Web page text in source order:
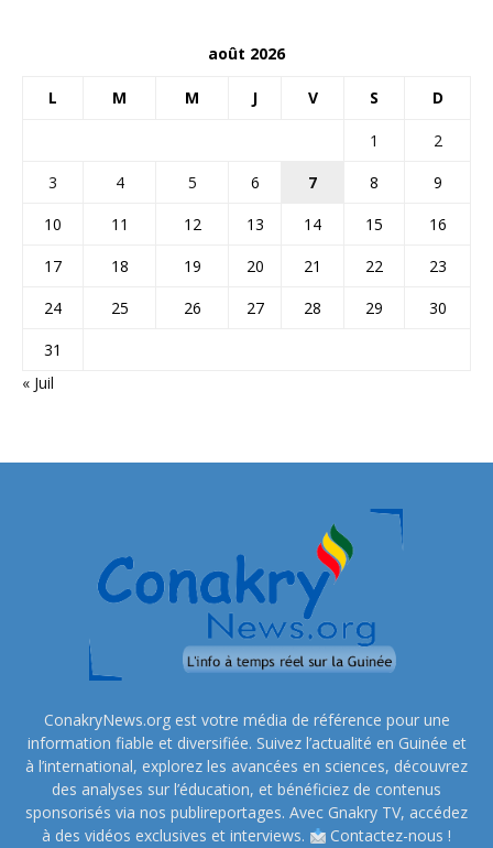
août 2026
L M M J V S D
1
2
3
4 5 6 7 8
9
10
11 12 13 14 15
16
17
18 19 20 21 22
23
24
25 26 27 28 29
30
31
« Juil
ConakryNews.org est votre média de référence pour une
information fiable et diversifiée. Suivez l’actualité en Guinée et
à l’international, explorez les avancées en sciences, découvrez
des analyses sur l’éducation, et bénéficiez de contenus
sponsorisés via nos publireportages. Avec Gnakry TV, accédez
à des vidéos exclusives et interviews.
Contactez-nous !